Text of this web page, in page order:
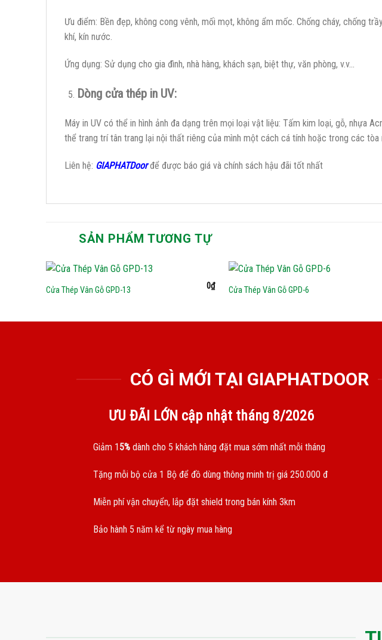
Ưu điểm: Bền đẹp, không cong vênh, mối mọt, không ẩm mốc. Chống cháy, chống
khí, kín nước.
Ứng dụng: Sử dụng cho gia đình, nhà hàng, khách sạn, biệt thự, văn phòng, v.v…
Dòng cửa thép in UV:
Máy in UV có thể in hình ảnh đa dạng trên mọi loại vật liệu: Tấm kim loại, gỗ, nhựa
thể trang trí tân trang lại nội thất riêng của mình một cách cá tính hoặc trong các tòa
Liên hệ: GIAPHATDoorđể được báo giá và chính sách hậu đãi tốt nhất
SẢN PHẨM TƯƠNG TỰ
Cửa Thép Vân Gỗ GPD-13 0₫ Cửa Thép Vân Gỗ GPD-6
CÓ GÌ MỚI TẠI GIAPHATDOOR
ƯU ĐÃI LỚN cập nhật tháng 8/2026
Giảm 1 5%dành cho 5 khách hàng đặt mua sớm nhất mỗi tháng
Tặng mỗi bộ cửa 1 Bộ để đồ dùng thông minh trị giá 250.000 đ
Miễn phí vận chuyển, lắp đặt shield trong bán kính 3km
Bảo hành 5 năm kể từ ngày mua hàng